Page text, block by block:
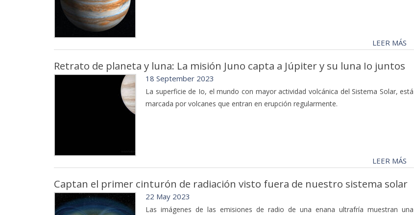
LEER MÁS
Retrato de planeta y luna: La misión Juno capta a Júpiter y su luna Io juntos
18 September 2023
La superficie de Io, el mundo con mayor actividad volcánica del Sistema Solar, está
marcada por volcanes que entran en erupción regularmente.
LEER MÁS
Captan el primer cinturón de radiación visto fuera de nuestro sistema solar
22 May 2023
Las imágenes de las emisiones de radio de una enana ultrafría muestran una